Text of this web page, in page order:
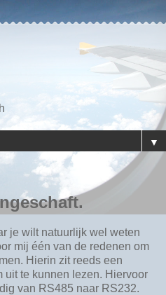
▼
je wilt natuurlijk wel weten
mij één van de redenen om
Hierin zit reeds een
uit te kunnen lezen. Hiervoor
van RS485 naar RS232.